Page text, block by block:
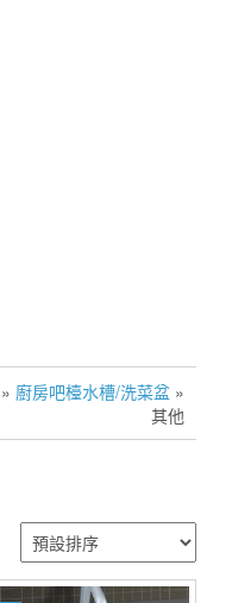
» 廚房吧檯水槽/洗菜盆 »
其他